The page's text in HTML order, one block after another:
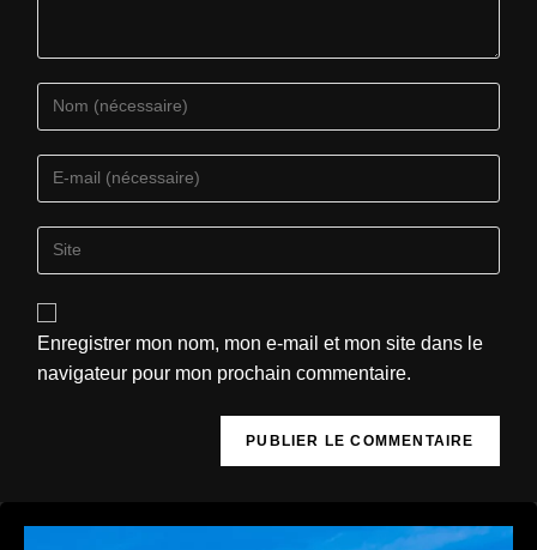
Enregistrer mon nom, mon e-mail et mon site dans le
navigateur pour mon prochain commentaire.